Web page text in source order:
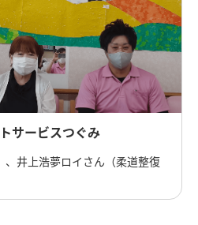
サービスつぐみ
、井上浩夢ロイさん（柔道整復